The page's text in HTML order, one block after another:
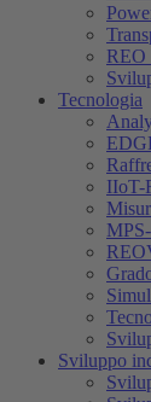
REO
Tecnologia
IIoT-
Sviluppo